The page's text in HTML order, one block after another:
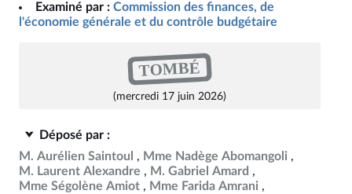
Examiné par : Commission des finances, de
l'économie générale et du contrôle budgétaire
TOMBÉ
(mercredi 17 juin 2026)
Déposé par :
M. Aurélien Saintoul
Mme Nadège Abomangoli
M. Laurent Alexandre
M. Gabriel Amard
Mme Ségolène Amiot
Mme Farida Amrani